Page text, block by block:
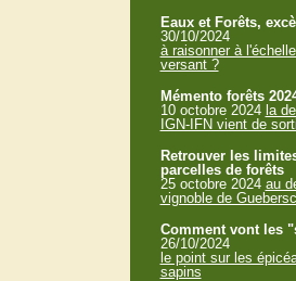
Eaux et Forêts,
30/10/2024
à raisonner à
versant ?
Mémento forêts
10 octobre 2024 la
IGN-IFN vient de
Retrouver les
parcelles de forêts
25 octobre 2024 au
vignoble de
Comment vont les
26/10/2024
le point sur les
sapins